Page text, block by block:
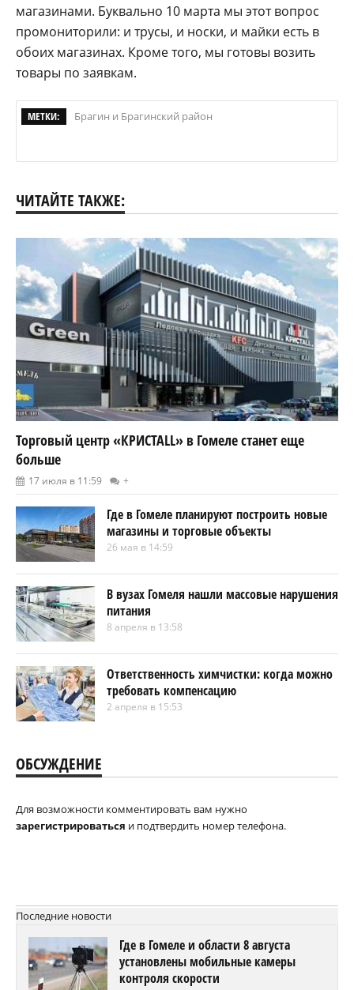
магазинами. Буквально 10 марта мы этот вопрос
промониторили: и трусы, и носки, и майки есть в
обоих магазинах. Кроме того, мы готовы возить
товары по заявкам.
МЕТКИ: Брагин и Брагинский район
ЧИТАЙТЕ ТАКЖЕ:
Торговый центр «КРИСТАLL» в Гомеле станет еще
больше
17 июля в 11:59 +
Где в Гомеле планируют построить новые
магазины и торговые объекты
26 мая в 14:59
В вузах Гомеля нашли массовые нарушения
питания
8 апреля в 13:58
Ответственность химчистки: когда можно
требовать компенсацию
2 апреля в 15:53
ОБСУЖДЕНИЕ
Для возможности комментировать вам нужно
зарегистрироваться и подтвердить номер телефона.
Последние новости
Где в Гомеле и области 8 августа
установлены мобильные камеры
контроля скорости